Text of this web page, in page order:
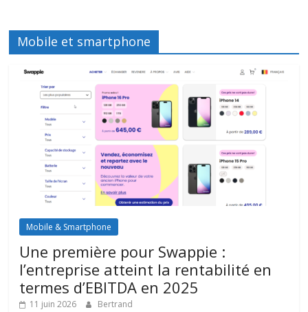
Mobile et smartphone
Mobile & Smartphone
Une première pour Swappie :
l’entreprise atteint la rentabilité en
termes d’EBITDA en 2025
11 juin 2026 Bertrand